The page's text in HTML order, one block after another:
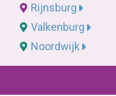
Rijnsburg
Valkenburg
Noordwijk